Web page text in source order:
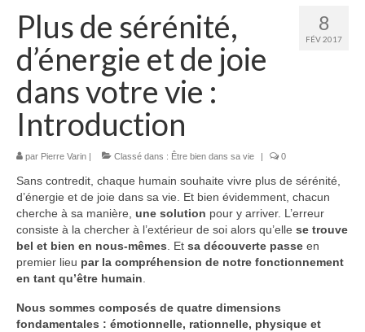
8
FÉV 2017
Plus de sérénité,
d’énergie et de joie
dans votre vie :
Introduction
par Pierre Varin | Classé dans : Être bien dans sa vie | 0
Sans contredit, chaque humain souhaite vivre plus de sérénité,
d’énergie et de joie dans sa vie. Et bien évidemment, chacun
cherche à sa manière, une solution pour y arriver. L’erreur
consiste à la chercher à l’extérieur de soi alors qu’elle se trouve
bel et bien en nous-mêmes . Et sa découverte passe en
premier lieu par la compréhension de notre fonctionnement
en tant qu’être humain
Nous sommes composés de quatre dimensions
fondamentales : émotionnelle, rationnelle, physique et